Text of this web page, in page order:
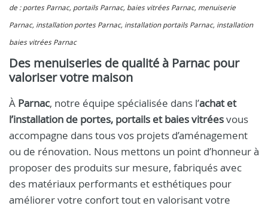
de : portes Parnac, portails Parnac, baies vitrées Parnac, menuiserie
Parnac, installation portes Parnac, installation portails Parnac, installation
baies vitrées Parnac
Des menuiseries de qualité à Parnac pour
valoriser votre maison
À Parnac, notre équipe spécialisée dans l’achat et
l’installation de portes, portails et baies vitréesvous
accompagne dans tous vos projets d’aménagement
ou de rénovation. Nous mettons un point d’honneur à
proposer des produits sur mesure, fabriqués avec
des matériaux performants et esthétiques pour
améliorer votre confort tout en valorisant votre